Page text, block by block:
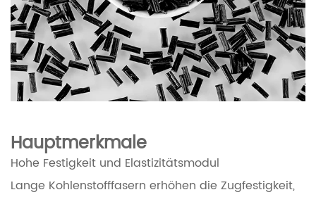
Hauptmerkmale
Hohe Festigkeit und Elastizitätsmodul
Lange Kohlenstofffasern erhöhen die Zugfestigkeit,